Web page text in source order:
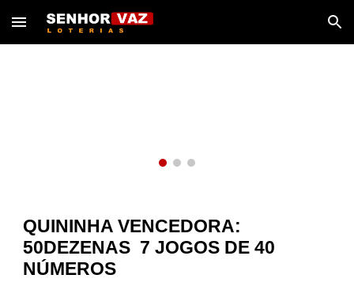
Skip to main content Skip to navigation
QUININHA VENCEDORA:
50DEZENAS 7 JOGOS DE 40
NÚMEROS